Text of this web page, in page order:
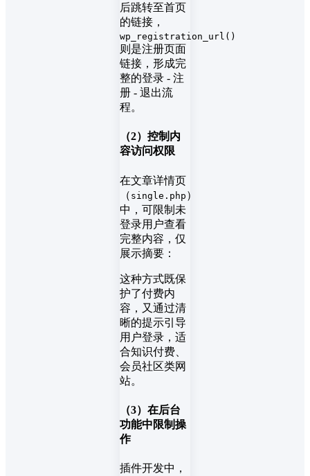
后跳转至首页
的链接，
wp_registration_url()
则是注册页面
链接，形成完
整的登录 - 注
册 - 退出流
程。
（2）控制内
容访问权限
在文章详情页
（ single.php ）
中，可限制未
登录用户查看
完整内容，仅
展示摘要：
这种方式既保
护了付费内
容，又通过清
晰的提示引导
用户登录，适
合知识付费、
会员社区类网
站。
（3）在后台
功能中限制操
作
插件开发中，